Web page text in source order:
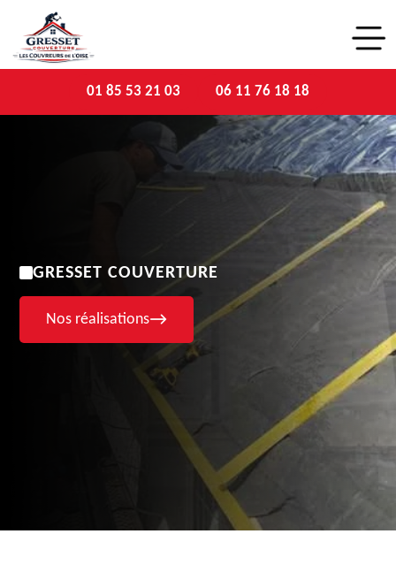
01 85 53 21 03 06 11 76 18 18
GRESSET COUVERTURE
Nos réalisations